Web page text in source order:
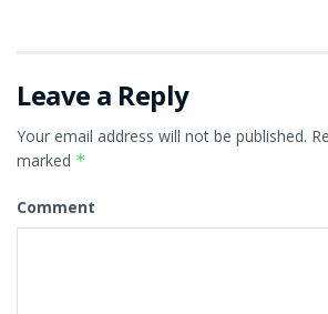
Leave a Reply
Your email address will not be published.
marked *
Comment